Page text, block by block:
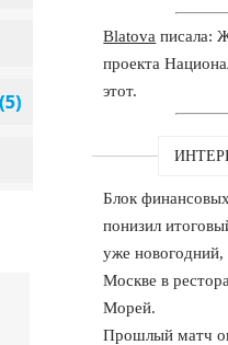
Blatova писала:
проекта
этот.
Блок
понизил
уже новогодний,
Москве в
Морей.
Прошлый матч